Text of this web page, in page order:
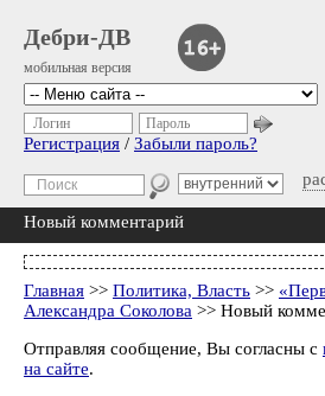
Дебри-ДВ
мобильная версия
Логин Пароль
Регистрация / Забыли пароль?
Новый комментарий
Главная >> Политика, Власть >>
Александра Соколова >> Новый
Отправляя сообщение, Вы согласны с
на сайте.